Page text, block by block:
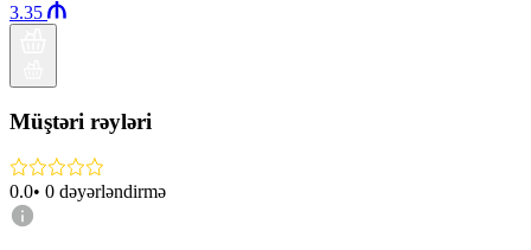
3.35
Müştəri rəyləri
0.0• 0 dəyərləndirmə